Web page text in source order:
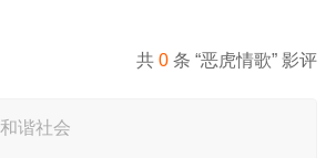
共0 条 “恶虎情歌” 影评